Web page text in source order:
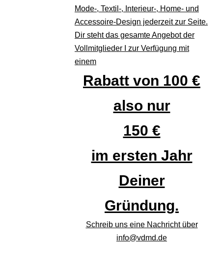
Mode-, Textil-, Interieur-, Home- und
Accessoire-Design jederzeit zur Seite.
Dir steht das gesamte Angebot der
Vollmitglieder I zur Verfügung mit
einem
Rabatt von 100 €
also nur
150 €
im ersten Jahr
Deiner
Gründung.
Schreib uns eine Nachricht über
info@vdmd.de